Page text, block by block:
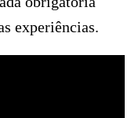
experiências.